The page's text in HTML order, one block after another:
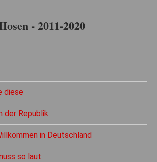
- 2011-2020
diese
der Republik
in Deutschland
so laut